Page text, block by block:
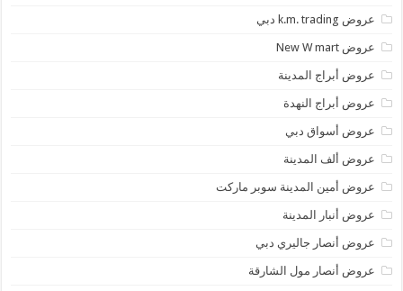
عروض k.m. trading دبي
عروض New W mart
عروض أبراج المدينة
عروض أبراج النهدة
عروض أسواق دبي
عروض ألف المدينة
عروض أمين المدينة سوبر ماركت
عروض أنبار المدينة
عروض أنصار جاليري دبي
عروض أنصار مول الشارقة